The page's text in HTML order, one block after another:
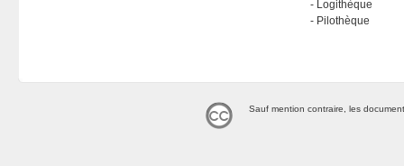
Logithèque
Pilothèque
Sauf mention contraire, les